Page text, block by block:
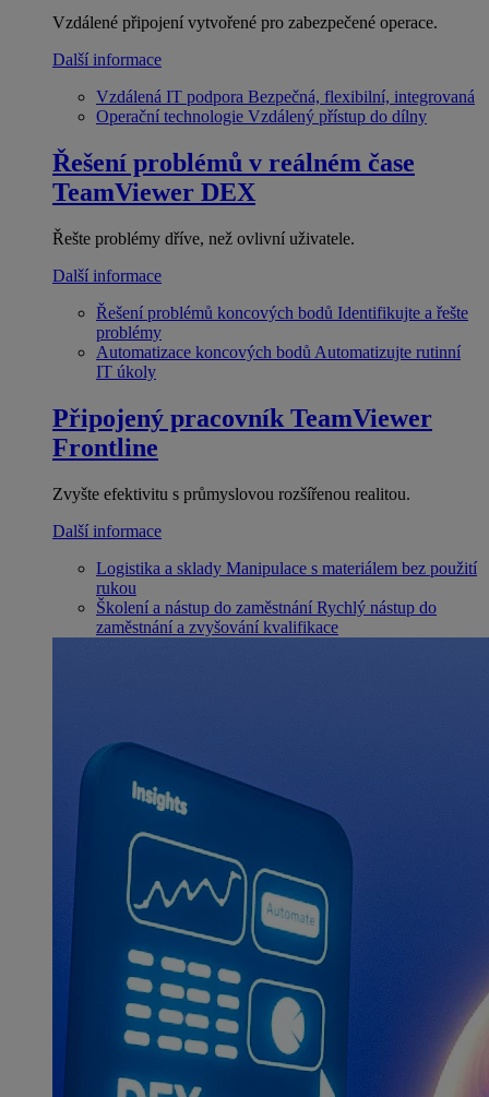
Vzdálené připojení vytvořené pro zabezpečené operace.
Další informace
Vzdálená IT podpora Bezpečná, flexibilní, integrovaná
Operační technologie Vzdálený přístup do dílny
Řešení problémů v reálném čase
TeamViewer DEX
Řešte problémy dříve, než ovlivní uživatele.
Další informace
Řešení problémů koncových bodů Identifikujte a řešte
problémy
Automatizace koncových bodů Automatizujte rutinní
IT úkoly
Připojený pracovník TeamViewer
Frontline
Zvyšte efektivitu s průmyslovou rozšířenou realitou.
Další informace
Logistika a sklady Manipulace s materiálem bez použití
rukou
Školení a nástup do zaměstnání Rychlý nástup do
zaměstnání a zvyšování kvalifikace